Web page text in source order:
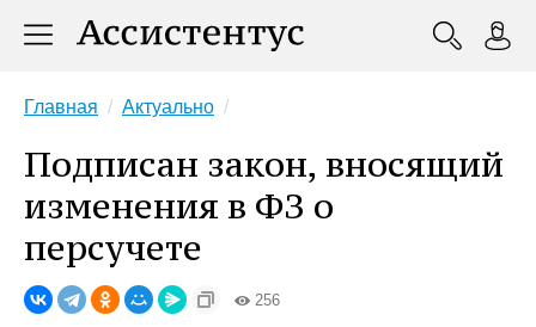
Главная Актуально
Подписан закон, вносящий
изменения в ФЗ о
персучете
256